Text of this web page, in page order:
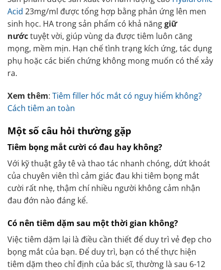
Acid 23mg/ml được tổng hợp bằng phản ứng lên men
sinh học. HA trong sản phẩm có khả nănggiữ
nướctuyệt vời, giúp vùng da được tiêm luôn căng
mọng, mềm mịn. Hạn chế tình trạng kích ứng, tác dụng
phụ hoặc các biến chứng không mong muốn có thể xảy
ra.
Xem thêm: Tiêm filler hốc mắt có nguy hiểm không?
Cách tiêm an toàn
Một số câu hỏi thường gặp
Tiêm bọng mắt cười có đau hay không?
Với kỹ thuật gây tê và thao tác nhanh chóng, dứt khoát
của chuyên viên thì cảm giác đau khi tiêm bọng mắt
cười rất nhẹ, thậm chí nhiều người không cảm nhận
đau đớn nào đáng kể.
Có nên tiêm dặm sau một thời gian không?
Việc tiêm dặm lại là điều cần thiết để duy trì vẻ đẹp cho
bọng mắt của bạn. Để duy trì, bạn có thể thực hiện
tiêm dặm theo chỉ định của bác sĩ, thường là sau 6-12